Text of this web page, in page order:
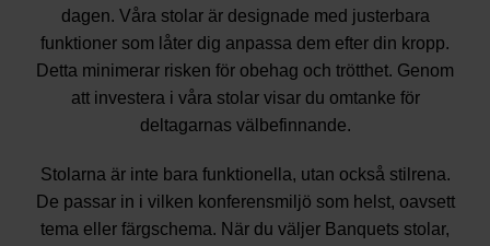
dagen. Våra stolar är designade med justerbara
funktioner som låter dig anpassa dem efter din kropp.
Detta minimerar risken för obehag och trötthet. Genom
att investera i våra stolar visar du omtanke för
deltagarnas välbefinnande.
Stolarna är inte bara funktionella, utan också stilrena.
De passar in i vilken konferensmiljö som helst, oavsett
tema eller färgschema. När du väljer Banquets stolar,